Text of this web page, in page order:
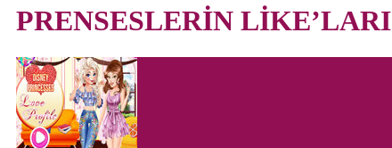
PRENSESLERİN LİKE’LARI